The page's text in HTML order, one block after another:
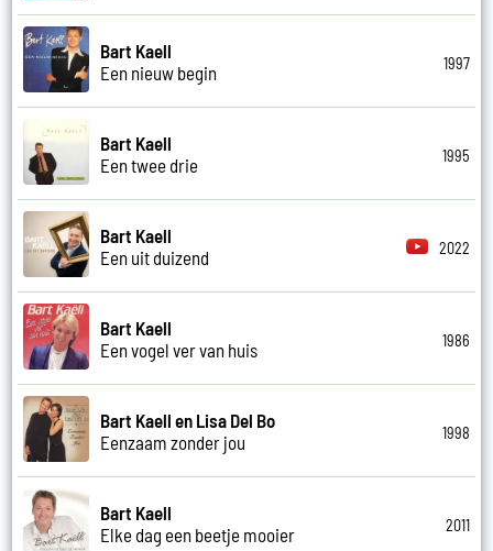
Bart Kaell
Een nieuw begin
1997
Bart Kaell
Een twee drie
1995
Bart Kaell
Een uit duizend
2022
Bart Kaell
Een vogel ver van huis
1986
Bart Kaell en Lisa Del Bo
Eenzaam zonder jou
1998
Bart Kaell
Elke dag een beetje mooier
2011